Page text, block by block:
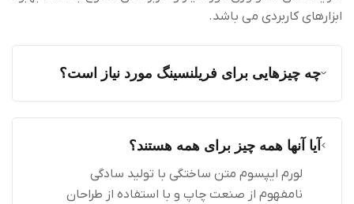
ابزارهای کاربردی می باشد.
چه چیزهایی برای فریلنسینگ مورد نیاز است؟
آیا آنها همه چیز برای همه هستند؟
لورم ایپسوم متن ساختگی با تولید سادگی
نامفهوم از صنعت چاپ و با استفاده از طراحان